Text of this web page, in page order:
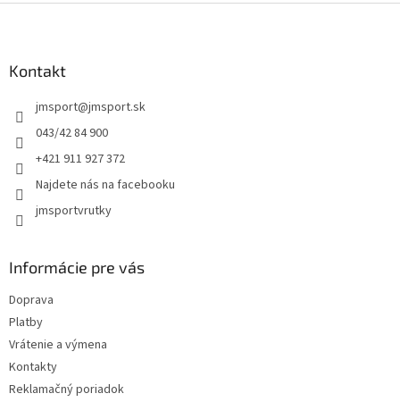
Kontakt
jmsport@jmsport.sk
043/42 84 900
+421 911 927 372
Najdete nás na facebooku
jmsportvrutky
Informácie pre vás
Doprava
Platby
Vrátenie a výmena
Kontakty
Reklamačný poriadok